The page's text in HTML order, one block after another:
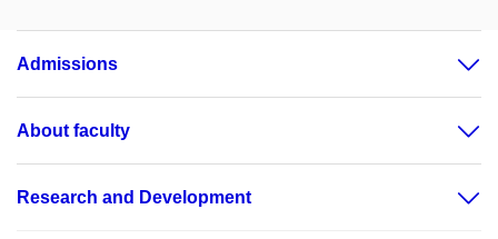
Admissions
About faculty
Research and Development